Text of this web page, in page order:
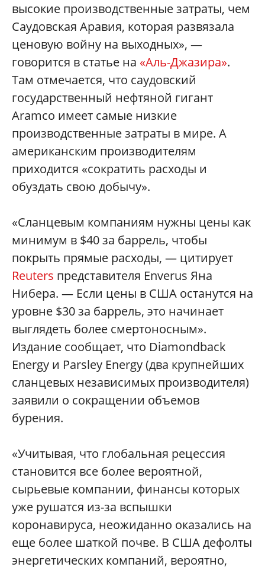
высокие производственные затраты, чем
Саудовская Аравия, которая развязала
ценовую войну на выходных», —
говорится в статье на «Аль-Джазира».
Там отмечается, что саудовский
государственный нефтяной гигант
Aramco имеет самые низкие
производственные затраты в мире. А
американским производителям
приходится «сократить расходы и
обуздать свою добычу».
«Сланцевым компаниям нужны цены как
минимум в $40 за баррель, чтобы
покрыть прямые расходы, — цитирует
Reuters представителя Enverus Яна
Нибера. — Если цены в США останутся на
уровне $30 за баррель, это начинает
выглядеть более смертоносным».
Издание сообщает, что Diamondback
Energy и Parsley Energy (два крупнейших
сланцевых независимых производителя)
заявили о сокращении объемов
бурения.
«Учитывая, что глобальная рецессия
становится все более вероятной,
сырьевые компании, финансы которых
уже рушатся из-за вспышки
коронавируса, неожиданно оказались на
еще более шаткой почве. В США дефолты
энергетических компаний, вероятно,